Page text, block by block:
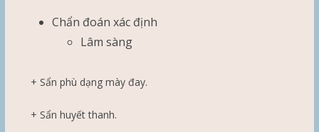
Chẩn đoán xác định
Lâm sàng
+ Sẩn phù dạng mày đay.
+ Sẩn huyết thanh.